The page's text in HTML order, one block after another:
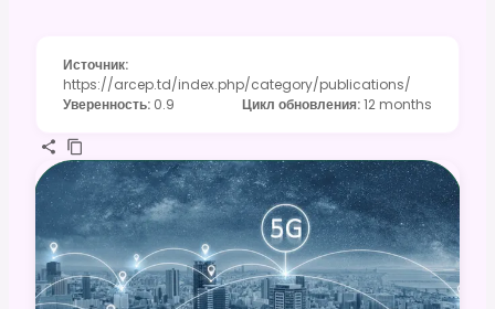
Источник:
https://arcep.td/index.php/category/publications/
Уверенность: 0.9 Цикл обновления:12 months